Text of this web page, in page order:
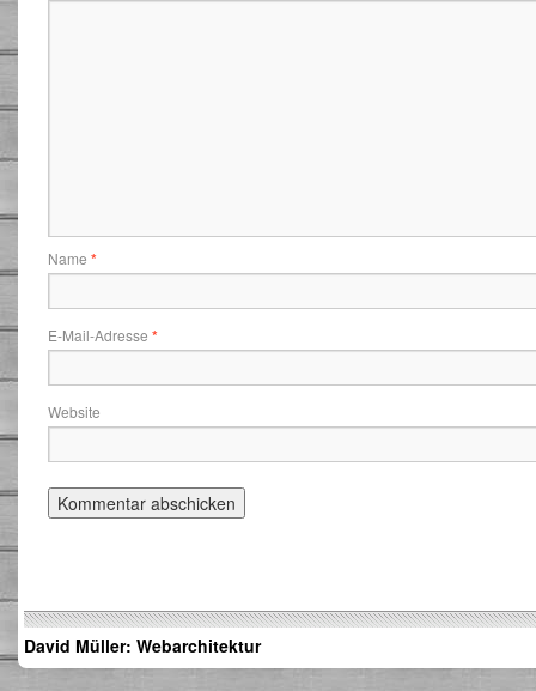
Name *
E-Mail-Adresse *
Website
David Müller: Webarchitektur